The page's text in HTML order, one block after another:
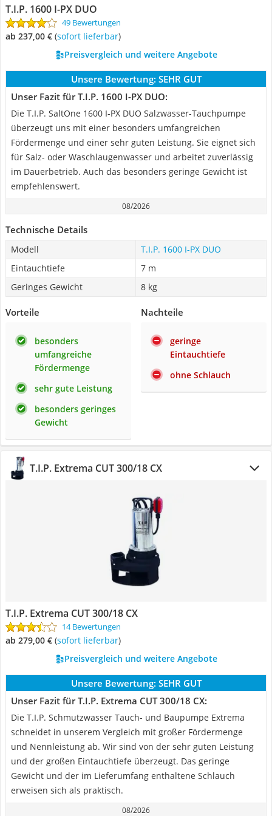
T.I.P. 1600 I-PX DUO
49 Bewertungen
ab 237,00 € ( Sofort lieferbar)
Preisvergleich und weitere Angebote
Unsere Bewertung: SEHR GUT
Unser Fazit für T.I.P. 1600 I-PX DUO:
Die T.I.P. SaltOne 1600 I-PX DUO Salzwasser-Tauchpumpe
überzeugt uns mit einer besonders umfangreichen
Fördermenge und einer sehr guten Leistung. Sie eignet sich
für Salz- oder Waschlaugenwasser und arbeitet zuverlässig
im Dauerbetrieb. Auch das besonders geringe Gewicht ist
empfehlenswert.
08/2026
Technische Details
Modell
T.I.P. 1600 I-PX DUO
Eintauchtiefe
7 m
Geringes Gewicht
8 kg
Vorteile
besonders
umfangreiche
Fördermenge
sehr gute Leistung
besonders geringes
Gewicht
Nachteile
geringe
Eintauchtiefe
ohne Schlauch
T.I.P. Extrema CUT 300/18 CX
T.I.P. Extrema CUT 300/18 CX
14 Bewertungen
ab 279,00 € ( Sofort lieferbar)
Preisvergleich und weitere Angebote
Unsere Bewertung: SEHR GUT
Unser Fazit für T.I.P. Extrema CUT 300/18 CX:
Die T.I.P. Schmutzwasser Tauch- und Baupumpe Extrema
schneidet in unserem Vergleich mit großer Fördermenge
und Nennleistung ab. Wir sind von der sehr guten Leistung
und der großen Eintauchtiefe überzeugt. Das geringe
Gewicht und der im Lieferumfang enthaltene Schlauch
erweisen sich als praktisch.
08/2026